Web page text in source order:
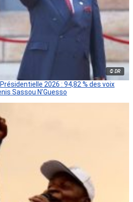
© DR
2026 : 94,82 % des voix
Sassou N’Guesso